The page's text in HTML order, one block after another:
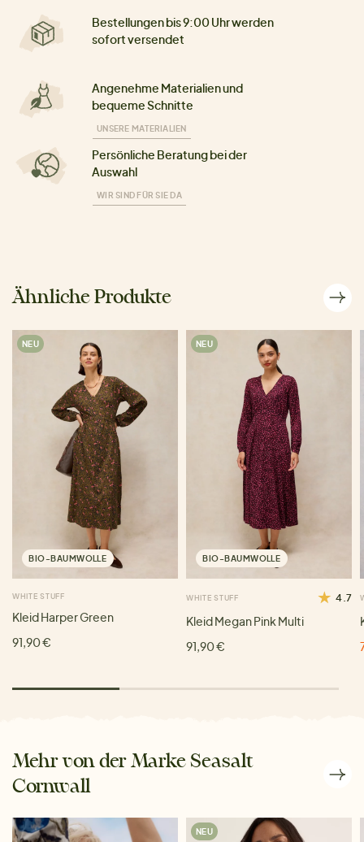
Bestellungen bis 9:00 Uhr werden
sofort versendet
Angenehme Materialien und
bequeme Schnitte
UNSERE MATERIALIEN
Persönliche Beratung bei der
Auswahl
WIR SIND FÜR SIE DA
Ähnliche Produkte
NEU
BIO-BAUMWOLLE
WHITE STUFF
Kleid Harper Green
91,90 €
NEU
BIO-BAUMWOLLE
WHITE STUFF 4.7
Kleid Megan Pink Multi
91,90 €
Mehr von der Marke Seasalt
Cornwall
NEU